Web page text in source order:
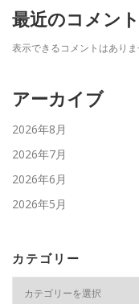
最近のコメント
表示できるコメントはありま
アーカイブ
2026年8月
2026年7月
2026年6月
2026年5月
カテゴリー